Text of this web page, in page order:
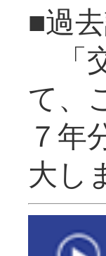
■過
「
て、
７年
大